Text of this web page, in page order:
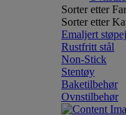
Sorter etter
Sorter etter
Emaljert
Rustfritt stål
Non-Stick
Stentøy
Baketilbehør
Ovnstilbehør